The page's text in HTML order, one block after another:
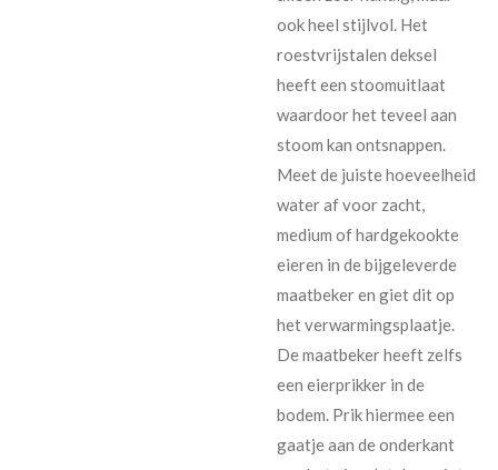
ook heel stijlvol. Het
roestvrijstalen deksel
heeft een stoomuitlaat
waardoor het teveel aan
stoom kan ontsnappen.
Meet de juiste hoeveelheid
water af voor zacht,
medium of hardgekookte
eieren in de bijgeleverde
maatbeker en giet dit op
het verwarmingsplaatje.
De maatbeker heeft zelfs
een eierprikker in de
bodem. Prik hiermee een
gaatje aan de onderkant